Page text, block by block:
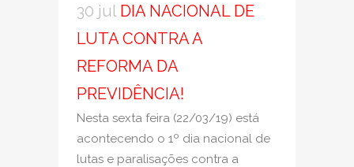
30 jul DIA NACIONAL DE
LUTA CONTRA A
REFORMA DA
PREVIDÊNCIA!
Nesta sexta feira (22/03/19) está
acontecendo o 1º dia nacional de
lutas e paralisações contra a